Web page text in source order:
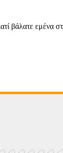
βάλατε εμένα